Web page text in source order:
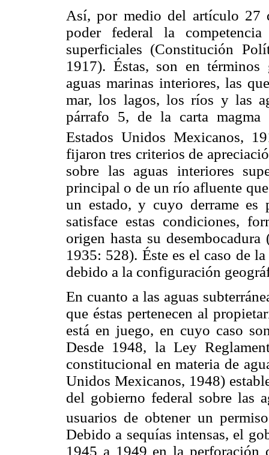
Así, por medio del artículo 27
poder federal la
superficiales (Constitución
1917). Éstas, son en términos
aguas marinas interiores, las
mar, los lagos, los ríos y las
párrafo 5, de la carta
Estados Unidos Mexicanos,
fijaron tres criterios de
sobre las aguas interiores
principal o de un río afluente
un estado, y cuyo derrame es
satisface estas condiciones,
origen hasta su
1935: 528). Éste es el caso de
debido a la configuración
En cuanto a las aguas
que éstas pertenecen al
está en juego, en cuyo caso
Desde 1948, la Ley
constitucional en materia de
Unidos Mexicanos, 1948)
del gobierno federal sobre las
usuarios de obtener un
Debido a sequías intensas, el
1945 a 1949 en la perforación